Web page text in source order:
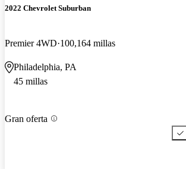
2022 Chevrolet Suburban
Premier 4WD 100,164 millas
Philadelphia, PA
45 millas
Gran oferta